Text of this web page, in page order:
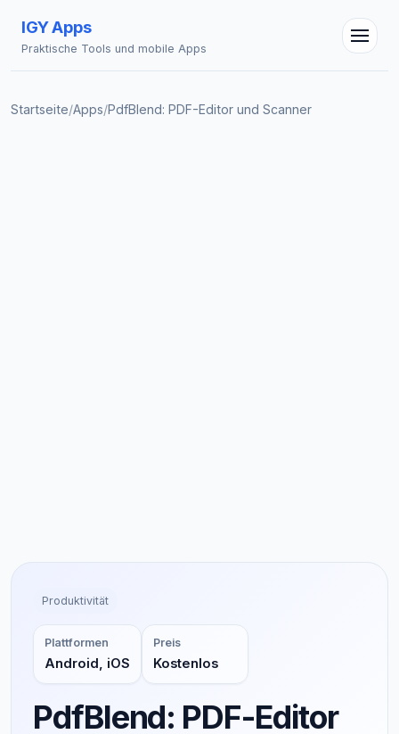
IGY Apps
Praktische Tools und mobile Apps
Startseite/Apps/PdfBlend: PDF-Editor und Scanner
Produktivität
Plattformen
Android, iOS
Preis
Kostenlos
PdfBlend: PDF-Editor